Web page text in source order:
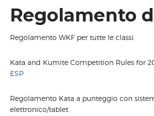
2015 FOLLONICA
2014 FIRENZE
2013 LIVORNO
ABOUT US
Regolamento
Regolamento WKF per tutte le classi.
Kata and Kumite Competition Rules for
ESP
Regolamento Kata a punteggio con
elettronico/tablet.